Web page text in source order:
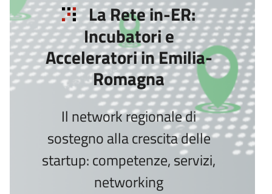
La Rete in-ER:
Incubatori e
Acceleratori in Emilia-
Romagna
Il network regionale di
sostegno alla crescita delle
startup: competenze, servizi,
networking